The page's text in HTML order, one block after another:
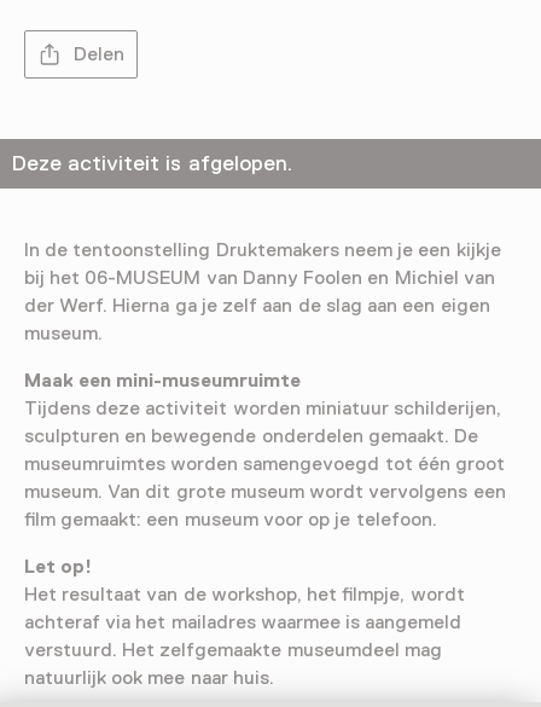
Delen
Deze activiteit is afgelopen.
In de tentoonstelling Druktemakers neem je een kijkje
bij het 06-MUSEUM van Danny Foolen en Michiel van
der Werf. Hierna ga je zelf aan de slag aan een eigen
museum.
Maak een mini-museumruimte
Tijdens deze activiteit worden miniatuur schilderijen,
sculpturen en bewegende onderdelen gemaakt. De
museumruimtes worden samengevoegd tot één groot
museum. Van dit grote museum wordt vervolgens een
film gemaakt: een museum voor op je telefoon.
Let op!
Het resultaat van de workshop, het filmpje, wordt
achteraf via het mailadres waarmee is aangemeld
verstuurd. Het zelfgemaakte museumdeel mag
natuurlijk ook mee naar huis.